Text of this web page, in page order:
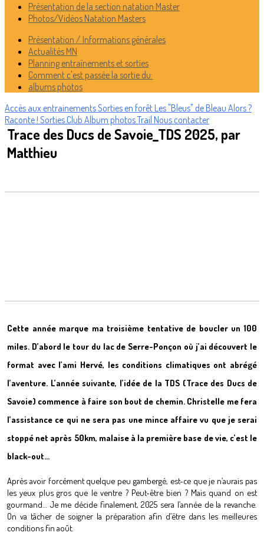
Présentation de la section natation Master
Photos/Vidéos Natation Masters
Présentation / Informations générales
Actualités MN
Planning entraînements et sorties
Comment c'est passée la sortie du:
albums photos
Accès aux entrainementsSorties en forêt Les "Bleus" de Bleau Alors ?
Raconte ! Sorties Club Album photos Trail Nous contacter
Trace des Ducs de Savoie_TDS 2025, par
Matthieu
Cette année marque ma troisième tentative de boucler un 100
miles. D’abord le tour du lac de Serre-Ponçon où j’ai découvert le
format avec l’ami Hervé, les conditions climatiques ont abrégé
l’aventure. L’année suivante, l’idée de la TDS (Trace des Ducs de
Savoie) commence à faire son bout de chemin. Christelle me fera
l’assistance ce qui ne sera pas une mince affaire vu que je serai
stoppé net après 50km, malaise à la première base de vie, c’est le
black-out…
Après avoir forcément quelque peu gambergé, est-ce que je n’aurais pas
les yeux plus gros que le ventre ? Peut-être bien ? Mais quand on est
gourmand… Je me décide finalement, 2025 sera l’année de la revanche.
On va tâcher de soigner la préparation afin d’être dans les meilleures
conditions fin août.